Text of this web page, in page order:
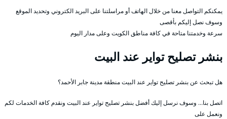
يمكنكم التواصل معنا من خلال الهاتف أو مراسلتنا على البريد الكتروني وتحديد الموقع
وسوف نصل إليكم بأقصى
سرعة وخدمتنا متاحة في كافة مناطق الكويت وعلى مدار اليوم
بنشر تصليح تواير عند البيت
هل تبحث عن بنشر تصليح تواير عند البيت منطقة مدينة جابر الأحمد؟
اتصل بنا… وسوف نرسل إليك أفضل بنشر تصليح تواير عند البيت ونقدم كافة الخدمات لكم
ونعمل على